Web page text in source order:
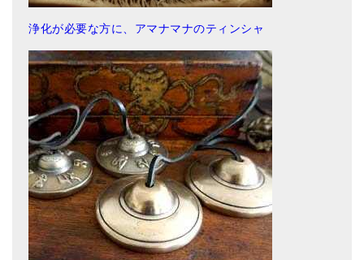
浄化が必要な方に、アマナマナのティンシャ